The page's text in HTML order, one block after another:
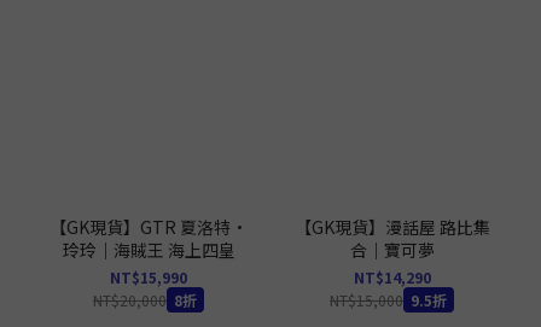
【GK現貨】GTR 夏洛特·
玲玲｜海賊王 海上四皇
NT$15,990
NT$20,000 8折
【GK現貨】漫話屋 路比集
合｜寶可夢
NT$14,290
NT$15,000 9.5折